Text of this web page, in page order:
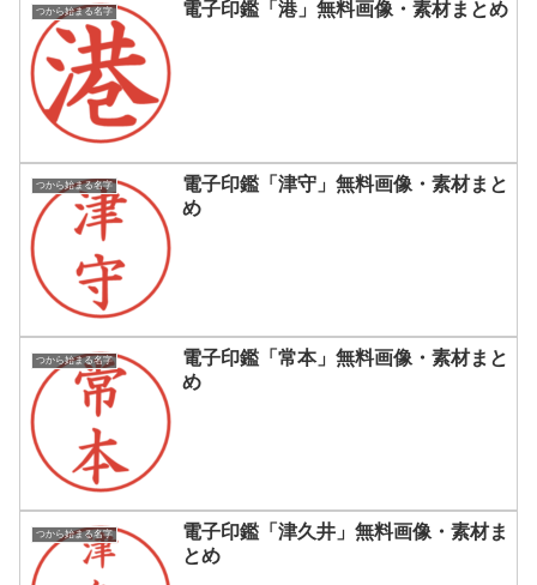
つから始まる名字 電子印鑑「港」無料画像・素材まとめ
つから始まる名字
電子印鑑「津守」無料画像・素材まと
め
つから始まる名字
電子印鑑「常本」無料画像・素材まと
め
つから始まる名字
電子印鑑「津久井」無料画像・素材ま
とめ